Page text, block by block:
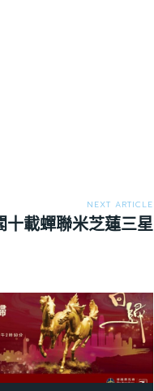
NEXT ARTICLE
十載蟬聯米芝蓮三星